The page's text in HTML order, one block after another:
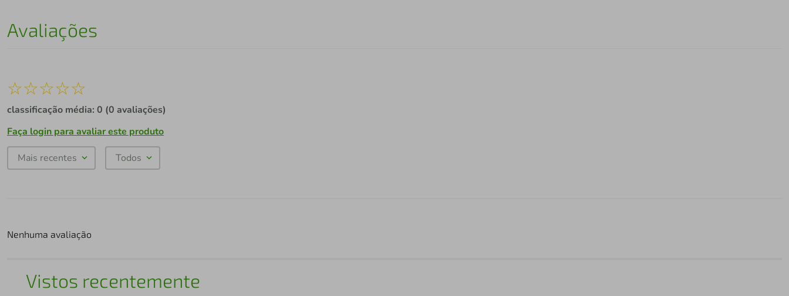
Avaliações
☆☆☆☆☆
classificação média: 0 (0 avaliações)
Faça login para avaliar este produto
Mais recentes Todos
Nenhuma avaliação
Vistos recentemente